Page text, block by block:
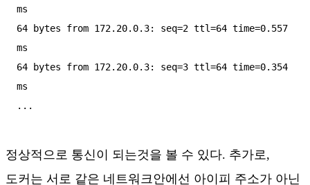
ms
64 bytes from 172.20.0.3: seq=2 ttl=64 time=0.557
ms
64 bytes from 172.20.0.3: seq=3 ttl=64 time=0.354
ms
정상적으로 통신이 되는것을 볼 수 있다. 추가로,
도커는 서로 같은 네트워크안에선 아이피 주소가 아닌